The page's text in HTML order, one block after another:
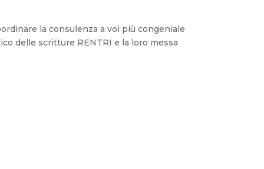
la consulenza a voi più congeniale
delle scritture RENTRI e la loro messa